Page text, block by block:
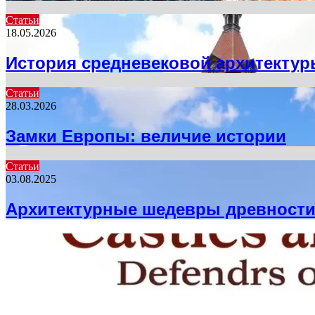
Статьи
18.05.2026
История средневековой
Статьи
28.03.2026
Замки Европы: величие истории
Статьи
03.08.2025
Архитектурные шедевры древности